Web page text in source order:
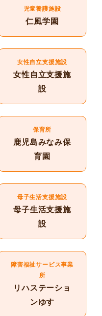
児童養護施設
仁風学園
女性自立支援施設
女性自立支援施
設
保育所
鹿児島みなみ保
育園
母子生活支援施設
母子生活支援施
設
障害福祉サービス事業
所
リハステーショ
ンゆす